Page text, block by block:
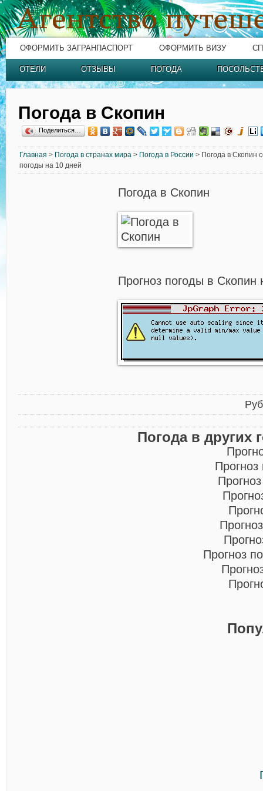
ОФОРМИТЬ ЗАГРАНПАСПОРТ ОФОРМИТЬ ВИЗУ
ОТЕЛИ ОТЗЫВЫ ПОГОДА
Погода в Скопин
Поделиться…
Главная > Погода в странах мира > Погода в России > Погода в Скопин
погоды на 10 дней
Погода в Скопин
Прогноз погоды в Скопин
Погода в других
Прогноз